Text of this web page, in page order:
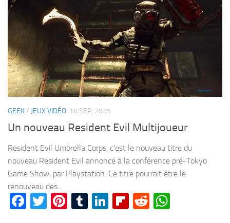
GEEK/ JEUX VIDÉO 18 SEP, 2015
Un nouveau Resident Evil Multijoueur
Resident Evil Umbrella Corps, c’est le nouveau titre du
nouveau Resident Evil annoncé à la conférence pré-Tokyo
Game Show, par Playstation. Ce titre pourrait être le
renouveau des...
Facebook
TwitterPinterest
TumblrLinkedIn
Flipboard
Reddit